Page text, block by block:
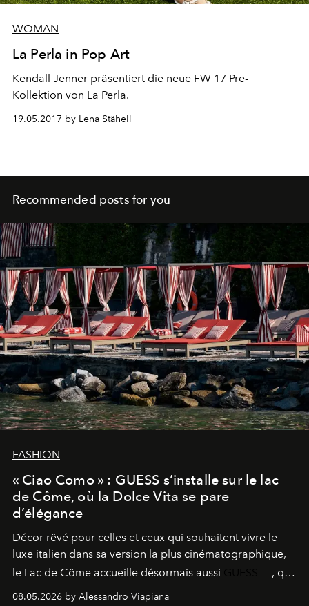
WOMAN
La Perla in Pop Art
Kendall Jenner präsentiert die neue FW 17 Pre-
Kollektion von La Perla.
19.05.2017 by Lena Stäheli
Recommended posts for you
FASHION
« Ciao Como » : GUESS s’installe sur le lac
de Côme, où la Dolce Vita se pare
d’élégance
Décor rêvé pour celles et ceux qui souhaitent vivre le
luxe italien dans sa version la plus cinématographique,
le Lac de Côme accueille désormais aussi
, qui
signe un takeover entre boutiques, hôtels, bateaux et
08.05.2026 by Alessandro Viapiana